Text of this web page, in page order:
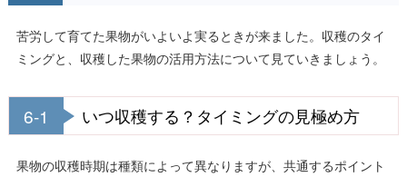
苦労して育てた果物がいよいよ実るときが来ました。収穫のタイ
ミングと、収穫した果物の活用方法について見ていきましょう。
6-1 いつ収穫する？タイミングの見極め方
果物の収穫時期は種類によって異なりますが、共通するポイント